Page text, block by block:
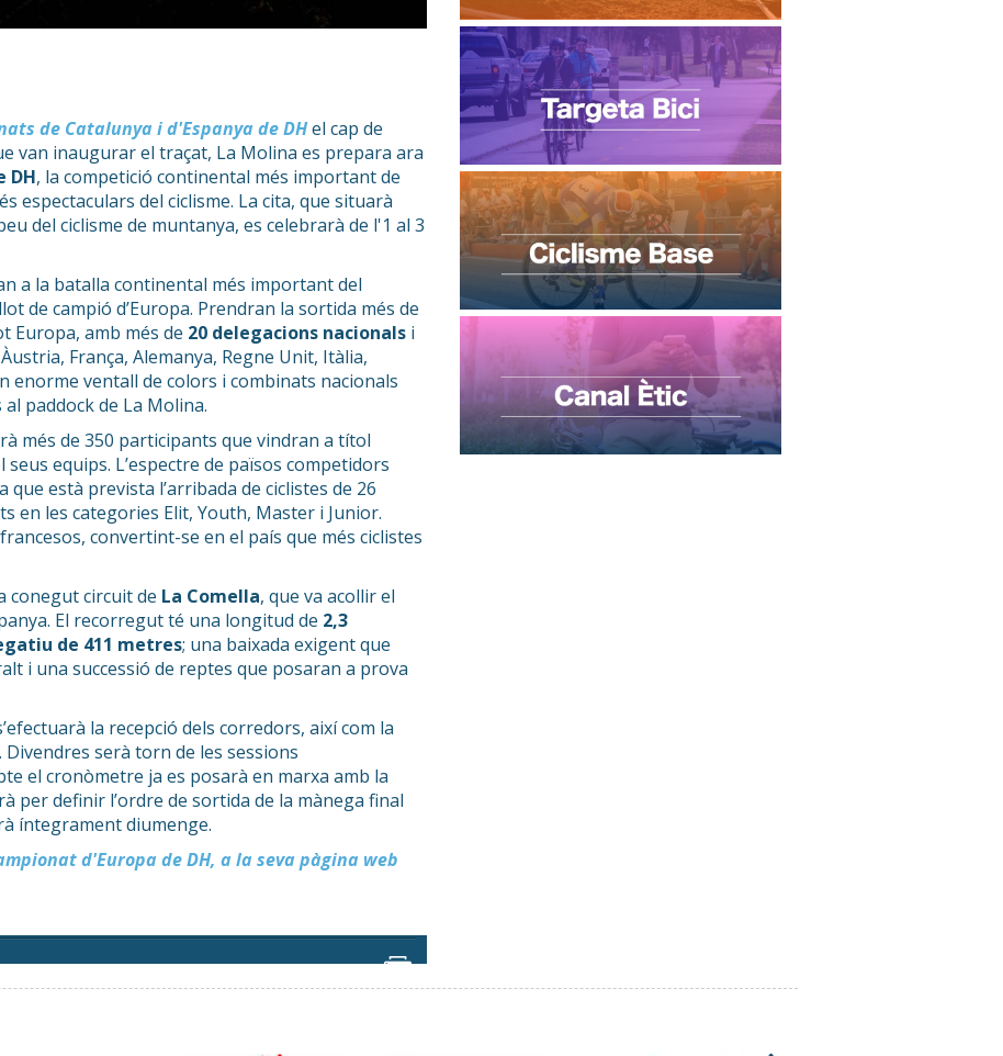
de Catalunya i d'Espanya de DHel cap de
van inaugurar el traçat, La Molina es prepara ara
DH, la competició continental més important de
espectaculars del ciclisme. La cita, que situarà
del ciclisme de muntanya, es celebrarà de l'1 al 3
a la batalla continental més important del
de campió d’Europa. Prendran la sortida més de
Europa, amb més de 20 delegacions nacionals i
França, Alemanya, Regne Unit, Itàlia,
enorme ventall de colors i combinats nacionals
paddock de La Molina.
més de 350 participants que vindran a títol
equips. L’espectre de països competidors
està prevista l’arribada de ciclistes de 26
en les categories Elit, Youth, Master i Junior.
convertint-se en el país que més ciclistes
conegut circuit de La Comella, que va acollir el
El recorregut té una longitud de 2,3
de 411 metres; una baixada exigent que
i una successió de reptes que posaran a prova
la recepció dels corredors, així com la
serà torn de les sessions
el cronòmetre ja es posarà en marxa amb la
per definir l’ordre de sortida de la mànega final
íntegrament diumenge.
d'Europa de DH, a la seva pàgina web